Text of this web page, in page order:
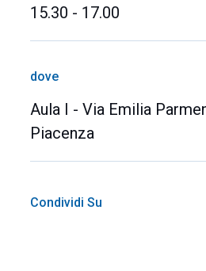
15.30 - 17.00
dove
Aula I - Via Emilia
Piacenza
Condividi Su